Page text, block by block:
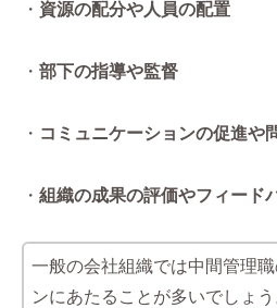
・ 資源の配分や人員の配置
・ 部下の指導や監督
・ コミュニケーションの促進や
・ 組織の成果の評価やフィード
一般の会社組織では中間管理
ンにあたることが多いでしょ